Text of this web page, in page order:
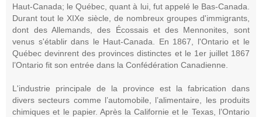
Haut-Canada; le Québec, quant à lui, fut appelé le Bas-Canada.
Durant tout le XIXe siècle, de nombreux groupes d'immigrants,
dont des Allemands, des Écossais et des Mennonites, sont
venus s'établir dans le Haut-Canada. En 1867, l'Ontario et le
Québec devinrent des provinces distinctes et le 1er juillet 1867
l’Ontario fit son entrée dans la Confédération Canadienne.
L'industrie principale de la province est la fabrication dans
divers secteurs comme l’automobile, l’alimentaire, les produits
chimiques et le papier. Après la Californie et le Texas, l’Ontario